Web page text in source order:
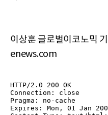
이상훈 글로벌이코노믹
enews.com